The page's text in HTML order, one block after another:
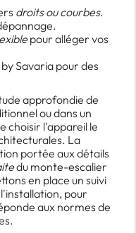
droits ou courbes.
pour alléger vos
Savaria pour des
approfondie de
ou dans un
choisir l'appareil le
La
portée aux détails
du monte-escalier
en place un suivi
pour
aux normes de